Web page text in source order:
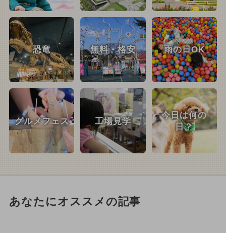
恐竜 無料・格安 雨の日OK
グルメフェス 工場見学
今日は何の
日？
あなたにオススメの記事